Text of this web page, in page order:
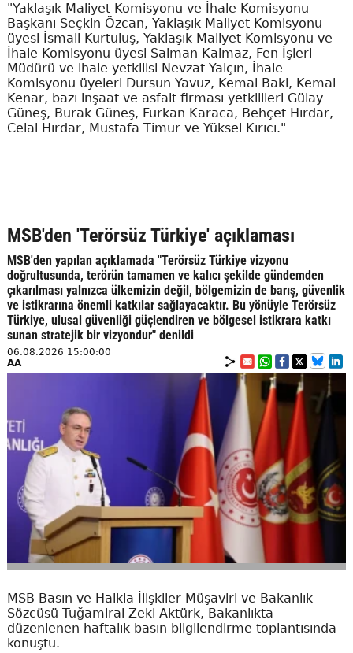
"Yaklaşık Maliyet Komisyonu ve İhale Komisyonu
Başkanı Seçkin Özcan, Yaklaşık Maliyet Komisyonu
üyesi İsmail Kurtuluş, Yaklaşık Maliyet Komisyonu ve
İhale Komisyonu üyesi Salman Kalmaz, Fen İşleri
Müdürü ve ihale yetkilisi Nevzat Yalçın, İhale
Komisyonu üyeleri Dursun Yavuz, Kemal Baki, Kemal
Kenar, bazı inşaat ve asfalt firması yetkilileri Gülay
Güneş, Burak Güneş, Furkan Karaca, Behçet Hırdar,
Celal Hırdar, Mustafa Timur ve Yüksel Kırıcı."
MSB'den 'Terörsüz Türkiye' açıklaması
MSB'den yapılan açıklamada "Terörsüz Türkiye vizyonu
doğrultusunda, terörün tamamen ve kalıcı şekilde gündemden
çıkarılması yalnızca ülkemizin değil, bölgemizin de barış, güvenlik
ve istikrarına önemli katkılar sağlayacaktır. Bu yönüyle Terörsüz
Türkiye, ulusal güvenliği güçlendiren ve bölgesel istikrara katkı
sunan stratejik bir vizyondur" denildi
06.08.2026 15:00:00
AA
MSB Basın ve Halkla İlişkiler Müşaviri ve Bakanlık
Sözcüsü Tuğamiral Zeki Aktürk, Bakanlıkta
düzenlenen haftalık basın bilgilendirme toplantısında
konuştu.